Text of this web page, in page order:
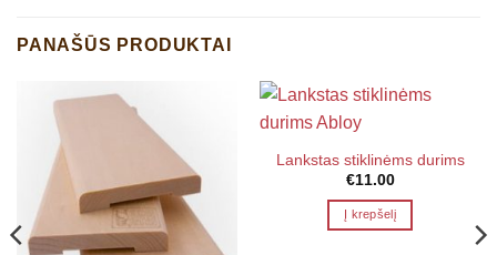
PANAŠŪS PRODUKTAI
Lankstas stiklinėms durims
€11.00
Į krepšelį